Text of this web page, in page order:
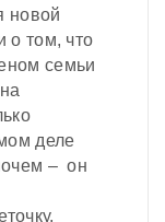
новой
о том, что
семьи
деле
– он